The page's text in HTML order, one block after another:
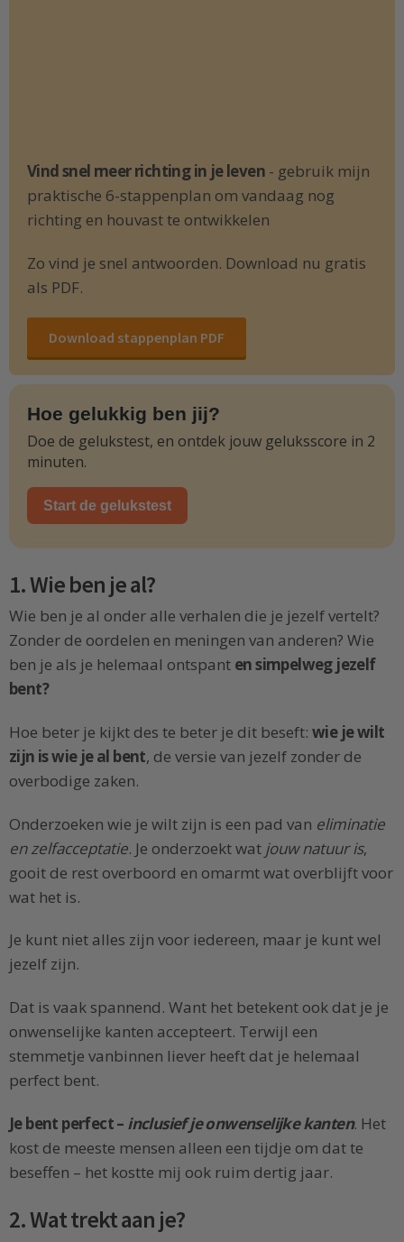
Vind snel meer richting in je leven - gebruik mijn
praktische 6-stappenplan om vandaag nog
richting en houvast te ontwikkelen
Zo vind je snel antwoorden. Download nu gratis
als PDF.
Download stappenplan PDF
Hoe gelukkig ben jij?
Doe de gelukstest, en ontdek jouw geluksscore in 2
minuten.
Start de gelukstest
1. Wie ben je al?
Wie ben je al onder alle verhalen die je jezelf vertelt?
Zonder de oordelen en meningen van anderen? Wie
ben je als je helemaal ontspant en simpelweg jezelf
bent?
Hoe beter je kijkt des te beter je dit beseft: wie je wilt
zijn is wie je al bent, de versie van jezelf zonder de
overbodige zaken.
Onderzoeken wie je wilt zijn is een pad van eliminatie
en zelfacceptatie. Je onderzoekt wat jouw natuur is,
gooit de rest overboord en omarmt wat overblijft voor
wat het is.
Je kunt niet alles zijn voor iedereen, maar je kunt wel
jezelf zijn.
Dat is vaak spannend. Want het betekent ook dat je je
onwenselijke kanten accepteert. Terwijl een
stemmetje vanbinnen liever heeft dat je helemaal
perfect bent.
Je bent perfect – inclusief je onwenselijke kanten. Het
kost de meeste mensen alleen een tijdje om dat te
beseffen – het kostte mij ook ruim dertig jaar.
2. Wat trekt aan je?